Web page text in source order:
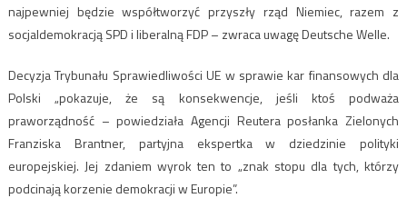
najpewniej będzie współtworzyć przyszły rząd Niemiec, razem z
socjaldemokracją SPD i liberalną FDP – zwraca uwagę Deutsche Welle.
Decyzja Trybunału Sprawiedliwości UE w sprawie kar finansowych dla
Polski „pokazuje, że są konsekwencje, jeśli ktoś podważa
praworządność – powiedziała Agencji Reutera posłanka Zielonych
Franziska Brantner, partyjna ekspertka w dziedzinie polityki
europejskiej. Jej zdaniem wyrok ten to „znak stopu dla tych, którzy
podcinają korzenie demokracji w Europie”.